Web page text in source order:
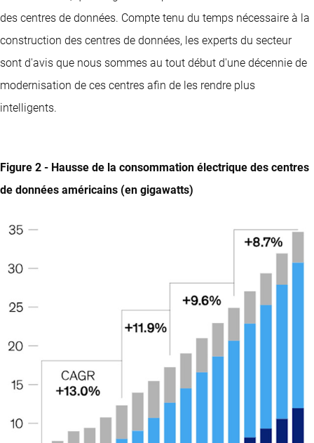
des centres de données. Compte tenu du temps nécessaire à la
construction des centres de données, les experts du secteur
sont d'avis que nous sommes au tout début d'une décennie de
modernisation de ces centres afin de les rendre plus
intelligents.
Figure 2 - Hausse de la consommation électrique des centres
de données américains (en gigawatts)